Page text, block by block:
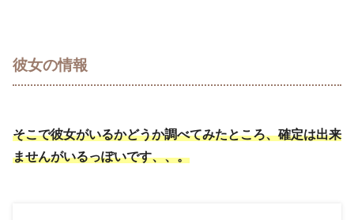
彼女の情報
そこで彼女がいるかどうか調べてみたところ、確定は出来
ませんがいるっぽいです、、。